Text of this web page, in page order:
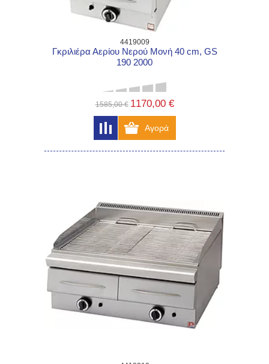
4419009
Γκριλιέρα Αερίου Νερού Μονή 40 cm, GS
190 2000
1585,00 € 1170,00 €